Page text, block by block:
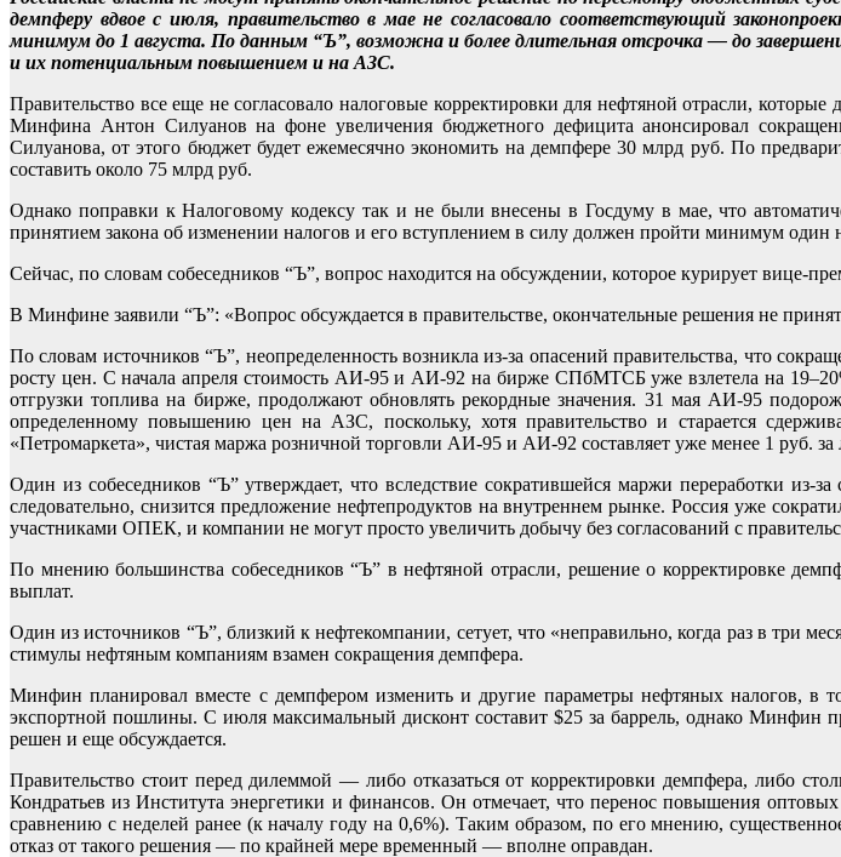
демпферу вдвое с июля, правительство в мае не согласовало соответствующий
минимум до 1 августа. По данным “Ъ”, возможна и более длительная отсрочка — до
и их потенциальным повышением и на АЗС.
Правительство все еще не согласовало налоговые корректировки для нефтяной отрасли,
Минфина Антон Силуанов на фоне увеличения бюджетного дефицита анонсировал
Силуанова, от этого бюджет будет ежемесячно экономить на демпфере 30 млрд руб. По
составить около 75 млрд руб.
Однако поправки к Налоговому кодексу так и не были внесены в Госдуму в мае, что
принятием закона об изменении налогов и его вступлением в силу должен пройти минимум один
Сейчас, по словам собеседников “Ъ”, вопрос находится на обсуждении, которое курирует вице-
В Минфине заявили “Ъ”: «Вопрос обсуждается в правительстве, окончательные решения не
По словам источников “Ъ”, неопределенность возникла из-за опасений правительства, что
росту цен. С начала апреля стоимость АИ-95 и АИ-92 на бирже СПбМТСБ уже взлетела на
отгрузки топлива на бирже, продолжают обновлять рекордные значения. 31 мая АИ-95
определенному повышению цен на АЗС, поскольку, хотя правительство и старается
«Петромаркета», чистая маржа розничной торговли АИ-95 и АИ-92 составляет уже менее 1 руб. за
Один из собеседников “Ъ” утверждает, что вследствие сократившейся маржи переработки
следовательно, снизится предложение нефтепродуктов на внутреннем рынке. Россия уже
участниками ОПЕК, и компании не могут просто увеличить добычу без согласований с
По мнению большинства собеседников “Ъ” в нефтяной отрасли, решение о корректировке
выплат.
Один из источников “Ъ”, близкий к нефтекомпании, сетует, что «неправильно, когда раз в три
стимулы нефтяным компаниям взамен сокращения демпфера.
Минфин планировал вместе с демпфером изменить и другие параметры нефтяных налогов, в
экспортной пошлины. С июля максимальный дисконт составит $25 за баррель, однако Минфин
решен и еще обсуждается.
Правительство стоит перед дилеммой — либо отказаться от корректировки демпфера, либо
Кондратьев из Института энергетики и финансов. Он отмечает, что перенос повышения
сравнению с неделей ранее (к началу году на 0,6%). Таким образом, по его мнению,
отказ от такого решения — по крайней мере временный — вполне оправдан.